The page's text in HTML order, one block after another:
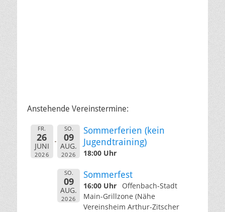
Anstehende Vereinstermine:
FR.
26
JUNI
2026
SO.
09
AUG.
2026
Sommerferien (kein
Jugendtraining)
18:00 Uhr
SO.
09
AUG.
2026
Sommerfest
16:00 Uhr
Offenbach-Stadt
Main-Grillzone (Nähe
Vereinsheim Arthur-Zitscher